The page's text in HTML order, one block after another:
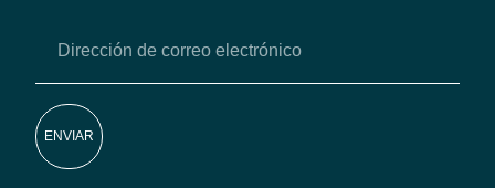
ENVIAR